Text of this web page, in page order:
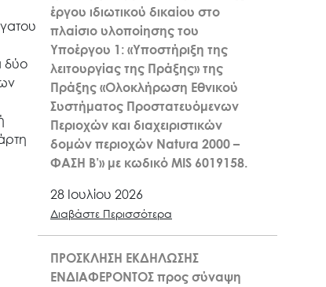
δύο
έργου ιδιωτικού δικαίου στο
πλαίσιο υλοποίησης του
Υποέργου 1: «Υποστήριξη της
λειτουργίας της Πράξης» της
Πράξης «Ολοκλήρωση Εθνικού
Συστήματος Προστατευόμενων
Περιοχών και διαχειριστικών
δομών περιοχών Natura 2000 –
ΦΑΣΗ Β’» με κωδικό MIS 6019158.
28 Ιουλίου 2026
Διαβάστε Περισσότερα
ΠΡΟΣΚΛΗΣΗ ΕΚΔΗΛΩΣΗΣ
ΕΝΔΙΑΦΕΡΟΝΤΟΣ προς σύναψη